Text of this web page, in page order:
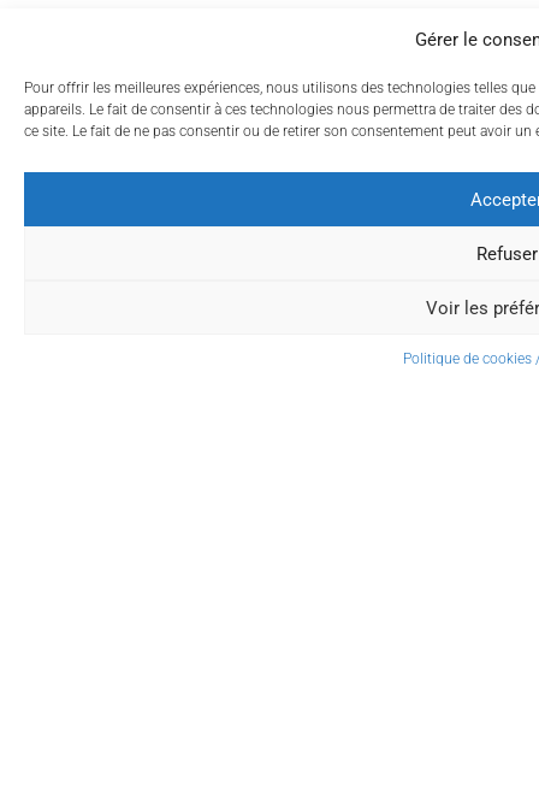
Gérer le
Pour offrir les meilleures expériences, nous utilisons des technologies telles
appareils. Le fait de consentir à ces technologies nous permettra de traiter des
ce site. Le fait de ne pas consentir ou de retirer son consentement peut avoir
Refuser
Voir les
Politique de cookies